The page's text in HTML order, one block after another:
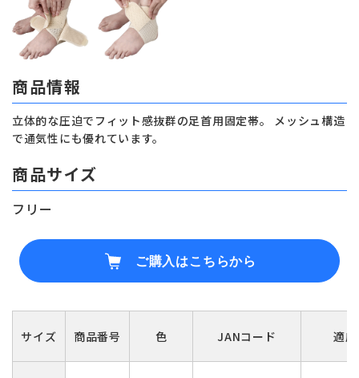
商品情報
立体的な圧迫でフィット感抜群の足首用固定帯。 メッシュ構造
で通気性にも優れています。
商品サイズ
フリー
ご購入はこちらから
サイズ 商品番号 色 JANコード 適